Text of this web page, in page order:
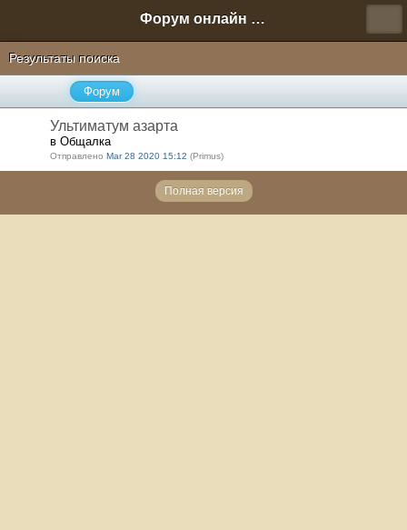
Форум онлайн игры "Новая Эра" (Нюра Биз)
Результаты поиска
Форум
Ультиматум азарта
в Общалка
Отправлено Mar 28 2020 15:12 (Primus)
Полная версия